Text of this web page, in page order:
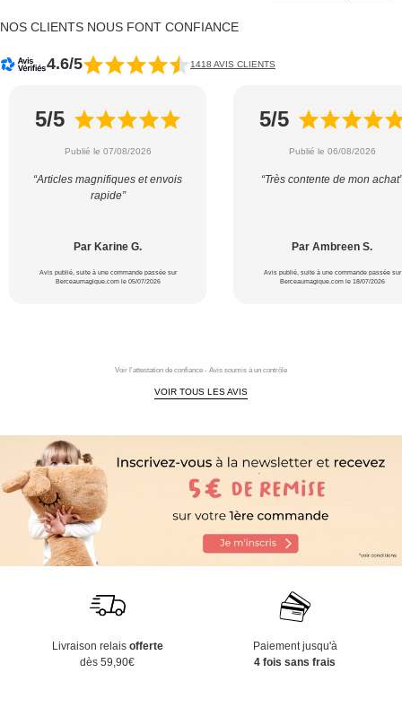
NOS CLIENTS NOUS FONT CONFIANCE
4.6/5 1418 AVIS CLIENTS
5/5
Publié le 07/08/2026
“Articles magnifiques et envois
rapide”
Par Karine G.
Avis publié, suite à une commande passée sur
Berceaumagique.com le 05/07/2026
5/5
Publié le 06/08/2026
“Très contente de mon achat”
Par Ambreen S.
Avis publié, suite à une commande passée sur
Berceaumagique.com le 18/07/2026
Voir l'attestation de confiance - Avis soumis à un contrôle
VOIR TOUS LES AVIS
Livraison relais offerte
dès 59,90€
Paiement jusqu'à
4 fois sans frais